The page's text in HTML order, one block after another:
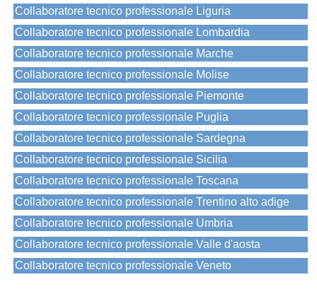
Collaboratore tecnico professionale Liguria
Collaboratore tecnico professionale Lombardia
Collaboratore tecnico professionale Marche
Collaboratore tecnico professionale Molise
Collaboratore tecnico professionale Piemonte
Collaboratore tecnico professionale Puglia
Collaboratore tecnico professionale Sardegna
Collaboratore tecnico professionale Sicilia
Collaboratore tecnico professionale Toscana
Collaboratore tecnico professionale Trentino alto adige
Collaboratore tecnico professionale Umbria
Collaboratore tecnico professionale Valle d'aosta
Collaboratore tecnico professionale Veneto